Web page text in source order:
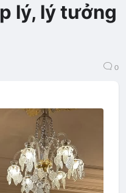
lý, lý tưởng
0